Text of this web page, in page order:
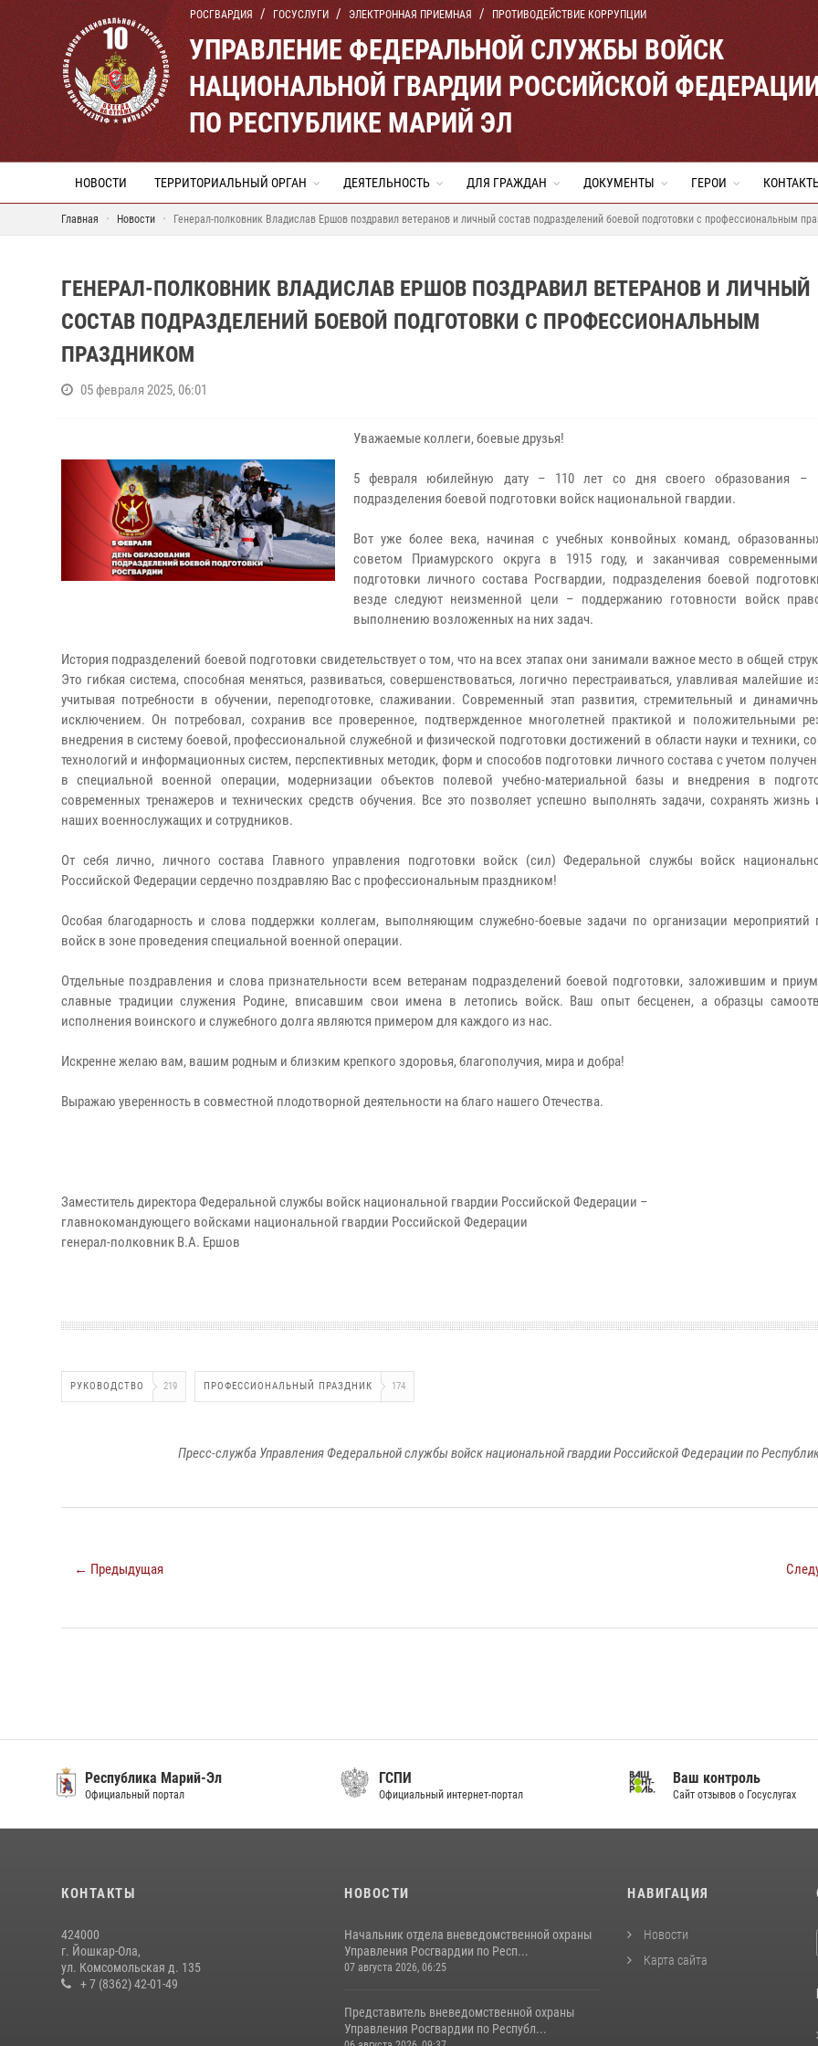
РОСГВАРДИЯ ГОСУСЛУГИ ЭЛЕКТРОННАЯ ПРИЕМНАЯ ПРОТИВОДЕЙСТВИЕ КОРРУПЦИИ
УПРАВЛЕНИЕ ФЕДЕРАЛЬНОЙ СЛУЖБЫ ВОЙСК
НАЦИОНАЛЬНОЙ ГВАРДИИ РОССИЙСКОЙ
ПО РЕСПУБЛИКЕ МАРИЙ ЭЛ
НОВОСТИ ТЕРРИТОРИАЛЬНЫЙ ОРГАН ДЕЯТЕЛЬНОСТЬ ДЛЯ ГРАЖДАН ДОКУМЕНТЫ ГЕРОИ
Главная Новости Генерал-полковник Владислав Ершов поздравил ветеранов и личный состав подразделений боевой подготовки с профессиональным
ГЕНЕРАЛ-ПОЛКОВНИК ВЛАДИСЛАВ ЕРШОВ ПОЗДРАВИЛ ВЕТЕРАНОВ И ЛИЧНЫЙ
СОСТАВ ПОДРАЗДЕЛЕНИЙ БОЕВОЙ ПОДГОТОВКИ С ПРОФЕССИОНАЛЬНЫМ
ПРАЗДНИКОМ
05 февраля 2025, 06:01
Уважаемые коллеги, боевые друзья!
5 февраля юбилейную дату – 110 лет со дня своего образования –
подразделения боевой подготовки войск национальной гвардии.
Вот уже более века, начиная с учебных конвойных команд,
советом Приамурского округа в 1915 году, и заканчивая
подготовки личного состава Росгвардии, подразделения боевой
везде следуют неизменной цели – поддержанию готовности войск
выполнению возложенных на них задач.
История подразделений боевой подготовки свидетельствует о том, что на всех этапах они занимали важное место в общей
Это гибкая система, способная меняться, развиваться, совершенствоваться, логично перестраиваться, улавливая малейшие
учитывая потребности в обучении, переподготовке, слаживании. Современный этап развития, стремительный и
исключением. Он потребовал, сохранив все проверенное, подтвержденное многолетней практикой и положительными
внедрения в систему боевой, профессиональной служебной и физической подготовки достижений в области науки и техники,
технологий и информационных систем, перспективных методик, форм и способов подготовки личного состава с учетом
в специальной военной операции, модернизации объектов полевой учебно-материальной базы и внедрения в
современных тренажеров и технических средств обучения. Все это позволяет успешно выполнять задачи, сохранять жизнь
наших военнослужащих и сотрудников.
От себя лично, личного состава Главного управления подготовки войск (сил) Федеральной службы войск
Российской Федерации сердечно поздравляю Вас с профессиональным праздником!
Особая благодарность и слова поддержки коллегам, выполняющим служебно-боевые задачи по организации мероприятий
войск в зоне проведения специальной военной операции.
Отдельные поздравления и слова признательности всем ветеранам подразделений боевой подготовки, заложившим и
славные традиции служения Родине, вписавшим свои имена в летопись войск. Ваш опыт бесценен, а образцы
исполнения воинского и служебного долга являются примером для каждого из нас.
Искренне желаю вам, вашим родным и близким крепкого здоровья, благополучия, мира и добра!
Выражаю уверенность в совместной плодотворной деятельности на благо нашего Отечества.
Заместитель директора Федеральной службы войск национальной гвардии Российской Федерации –
главнокомандующего войсками национальной гвардии Российской Федерации
генерал-полковник В.А. Ершов
РУКОВОДСТВО 219 ПРОФЕССИОНАЛЬНЫЙ ПРАЗДНИК 174
Пресс-служба Управления Федеральной службы войск национальной гвардии Российской Федерации по
← Предыдущая
Республика Марий-Эл
Официальный портал
ГСПИ
Официальный интернет-портал
Ваш контроль
Сайт отзывов о Госуслугах
КОНТАКТЫ
424000
г. Йошкар-Ола,
ул. Комсомольская д. 135
+ 7 (8362) 42-01-49
НОВОСТИ
Начальник отдела вневедомственной охраны
Управления Росгвардии по Респ...
07 августа 2026, 06:25
Представитель вневедомственной охраны
Управления Росгвардии по Республ...
НАВИГАЦИЯ
Новости
Карта сайта